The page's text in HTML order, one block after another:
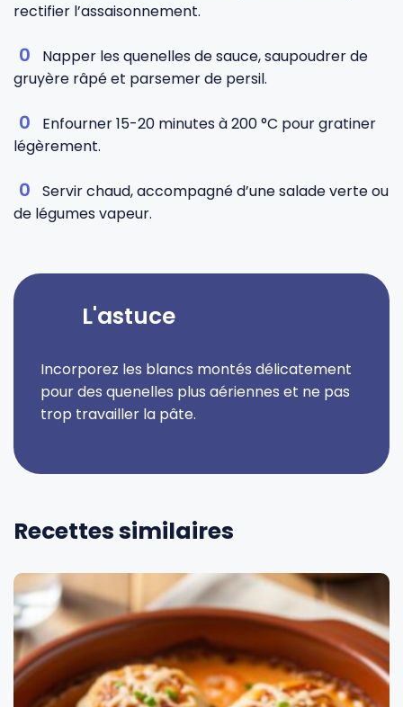
rectifier l’assaisonnement.
Napper les quenelles de sauce, saupoudrer de
gruyère râpé et parsemer de persil.
Enfourner 15-20 minutes à 200 °C pour gratiner
légèrement.
Servir chaud, accompagné d’une salade verte ou
de légumes vapeur.
L'astuce
Incorporez les blancs montés délicatement
pour des quenelles plus aériennes et ne pas
trop travailler la pâte.
Recettes similaires